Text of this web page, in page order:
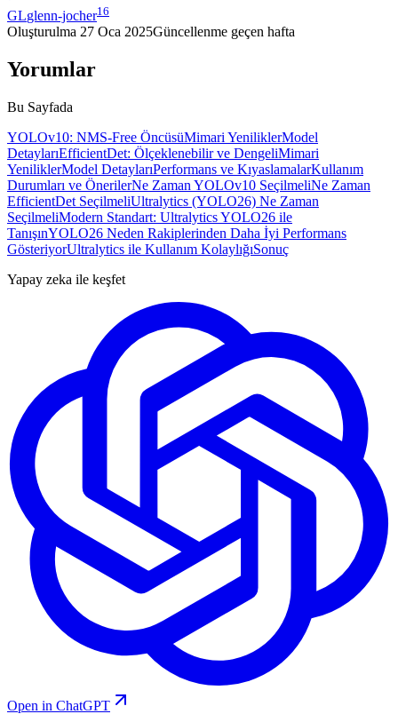
GLglenn-jocher16
Oluşturulma 27 Oca 2025Güncellenme geçen hafta
Yorumlar
Bu Sayfada
YOLOv10: NMS-Free ÖncüsüMimari YeniliklerModel
DetaylarıEfficientDet: Ölçeklenebilir ve DengeliMimari
YeniliklerModel DetaylarıPerformans ve KıyaslamalarKullanım
Durumları ve ÖnerilerNe Zaman YOLOv10 SeçilmeliNe Zaman
EfficientDet SeçilmeliUltralytics (YOLO26) Ne Zaman
SeçilmeliModern Standart: Ultralytics YOLO26 ile
TanışınYOLO26 Neden Rakiplerinden Daha İyi Performans
GösteriyorUltralytics ile Kullanım KolaylığıSonuç
Yapay zeka ile keşfet
Open in ChatGPT